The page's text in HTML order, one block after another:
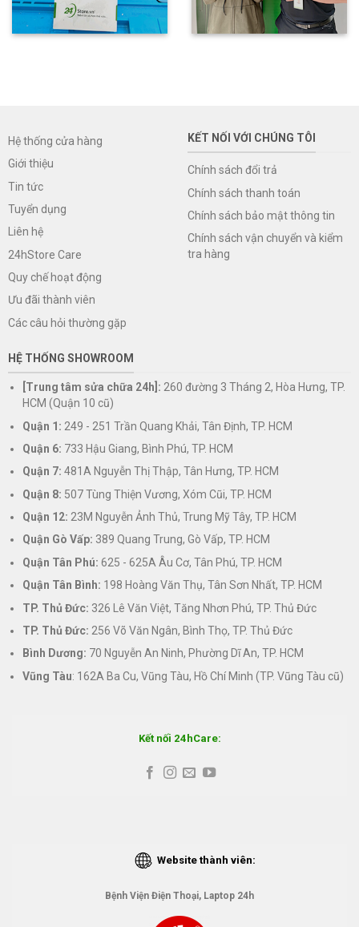
Hệ thống cửa hàng
Giới thiệu
Tin tức
Tuyển dụng
Liên hệ
24hStore Care
Quy chế hoạt động
Ưu đãi thành viên
Các câu hỏi thường gặp
KẾT NỐI VỚI CHÚNG TÔI
Chính sách đổi trả
Chính sách thanh toán
Chính sách bảo mật thông tin
Chính sách vận chuyển và kiểm
tra hàng
HỆ THỐNG SHOWROOM
[Trung tâm sửa chữa 24h]: 260 đường 3 Tháng 2, Hòa Hưng, TP.
HCM (Quận 10 cũ)
Quận 1: 249 - 251 Trần Quang Khải, Tân Định, TP. HCM
Quận 6: 733 Hậu Giang, Bình Phú, TP. HCM
Quận 7: 481A Nguyễn Thị Thập, Tân Hưng, TP. HCM
Quận 8: 507 Tùng Thiện Vương, Xóm Cũi, TP. HCM
Quận 12: 23M Nguyễn Ảnh Thủ, Trung Mỹ Tây, TP. HCM
Quận Gò Vấp: 389 Quang Trung, Gò Vấp, TP. HCM
Quận Tân Phú: 625 - 625A Âu Cơ, Tân Phú, TP. HCM
Quận Tân Bình: 198 Hoàng Văn Thụ, Tân Sơn Nhất, TP. HCM
TP. Thủ Đức: 326 Lê Văn Việt, Tăng Nhơn Phú, TP. Thủ Đức
TP. Thủ Đức: 256 Võ Văn Ngân, Bình Thọ, TP. Thủ Đức
Bình Dương: 70 Nguyễn An Ninh, Phường Dĩ An, TP. HCM
Vũng Tàu: 162A Ba Cu, Vũng Tàu, Hồ Chí Minh (TP. Vũng Tàu cũ)
Kết nối 24hCare:
Website thành viên:
Bệnh Viện Điện Thoại, Laptop 24h